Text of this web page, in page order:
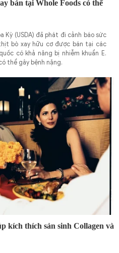
bán tại Whole Foods có thể
Kỳ (USDA) đã phát đi cảnh báo sức
bò xay hữu cơ được bán tại các
có khả năng bị nhiễm khuẩn E.
thể gây bệnh nặng.
kích thích sản sinh Collagen và